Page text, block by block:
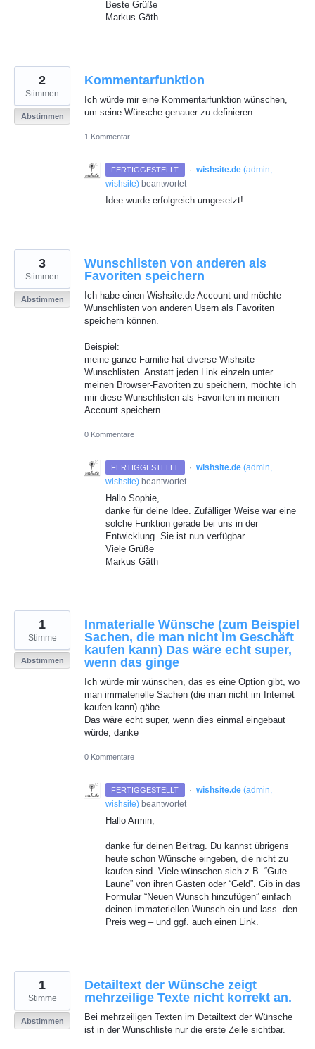
Beste Grüße
Markus Gäth
Kommentarfunktion
Ich würde mir eine Kommentarfunktion wünschen,
um seine Wünsche genauer zu definieren
2
Stimmen
Abstimmen
1 Kommentar
FERTIGGESTELLT · wishsite.de (admin,
wishsite) beantwortet
Idee wurde erfolgreich umgesetzt!
Wunschlisten von anderen als
Favoriten speichern
Ich habe einen Wishsite.de Account und möchte
Wunschlisten von anderen Usern als Favoriten
speichern können.
Beispiel:
meine ganze Familie hat diverse Wishsite
Wunschlisten. Anstatt jeden Link einzeln unter
meinen Browser-Favoriten zu speichern, möchte ich
mir diese Wunschlisten als Favoriten in meinem
Account speichern
3
Stimmen
Abstimmen
0 Kommentare
FERTIGGESTELLT · wishsite.de (admin,
wishsite) beantwortet
Hallo Sophie,
danke für deine Idee. Zufälliger Weise war eine
solche Funktion gerade bei uns in der
Entwicklung. Sie ist nun verfügbar.
Viele Grüße
Markus Gäth
Inmaterialle Wünsche (zum Beispiel
Sachen, die man nicht im Geschäft
kaufen kann) Das wäre echt super,
wenn das ginge
Ich würde mir wünschen, das es eine Option gibt, wo
man immaterielle Sachen (die man nicht im Internet
kaufen kann) gäbe.
Das wäre echt super, wenn dies einmal eingebaut
würde, danke
1
Stimme
Abstimmen
0 Kommentare
FERTIGGESTELLT · wishsite.de (admin,
wishsite) beantwortet
Hallo Armin,
danke für deinen Beitrag. Du kannst übrigens
heute schon Wünsche eingeben, die nicht zu
kaufen sind. Viele wünschen sich z.B. “Gute
Laune” von ihren Gästen oder “Geld”. Gib in das
Formular “Neuen Wunsch hinzufügen” einfach
deinen immateriellen Wunsch ein und lass. den
Preis weg – und ggf. auch einen Link.
Detailtext der Wünsche zeigt
mehrzeilige Texte nicht korrekt an.
Bei mehrzeiligen Texten im Detailtext der Wünsche
ist in der Wunschliste nur die erste Zeile sichtbar.
1
Stimme
Abstimmen